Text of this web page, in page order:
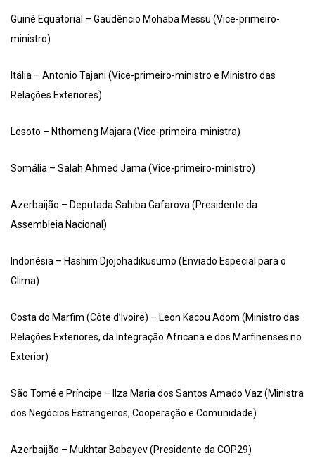
Guiné Equatorial – Gaudêncio Mohaba Messu (Vice-primeiro-
ministro)
Itália – Antonio Tajani (Vice-primeiro-ministro e Ministro das
Relações Exteriores)
Lesoto – Nthomeng Majara (Vice-primeira-ministra)
Somália – Salah Ahmed Jama (Vice-primeiro-ministro)
Azerbaijão – Deputada Sahiba Gafarova (Presidente da
Assembleia Nacional)
Indonésia – Hashim Djojohadikusumo (Enviado Especial para o
Clima)
Costa do Marfim (Côte d’Ivoire) – Leon Kacou Adom (Ministro das
Relações Exteriores, da Integração Africana e dos Marfinenses no
Exterior)
São Tomé e Príncipe – Ilza Maria dos Santos Amado Vaz (Ministra
dos Negócios Estrangeiros, Cooperação e Comunidade)
Azerbaijão – Mukhtar Babayev (Presidente da COP29)